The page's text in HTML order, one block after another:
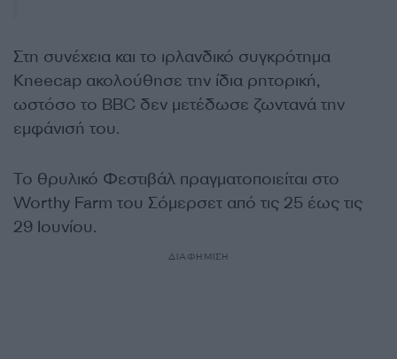
Στη συνέχεια και το ιρλανδικό συγκρότημα
Kneecap ακολούθησε την ίδια ρητορική,
ωστόσο το BBC δεν μετέδωσε ζωντανά την
εμφάνισή του.
Το θρυλικό Φεστιβάλ πραγματοποιείται στο
Worthy Farm του Σόμερσετ από τις 25 έως τις
29 Ιουνίου.
ΔΙΑΦΗΜΙΣΗ